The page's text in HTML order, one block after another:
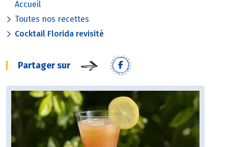
Accueil
Toutes nos recettes
Cocktail Florida revisité
Partager sur